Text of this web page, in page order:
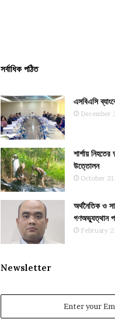
সর্বাধিক পঠিত
এসবিএসি
December
শার্শায়
উত্তোলন
October
অর্থনৈতিক ও
গণঅভ্যুত্থান
February
Newsletter